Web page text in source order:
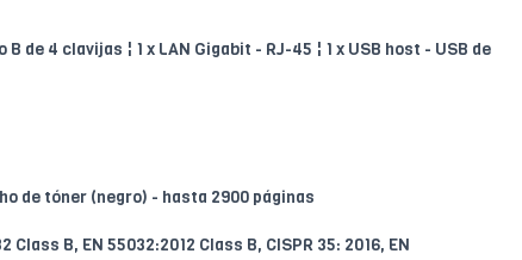
B de 4 clavijas ¦ 1 x LAN Gigabit - RJ-45 ¦ 1 x USB host - USB de
de tóner (negro) - hasta 2900 páginas
Class B, EN 55032:2012 Class B, CISPR 35: 2016, EN